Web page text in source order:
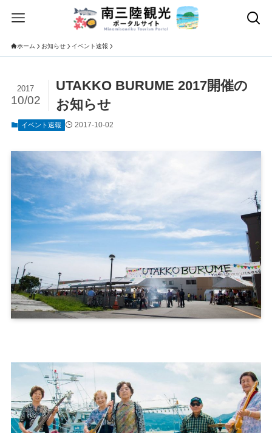
ホーム お知らせ イベント速報
UTAKKO BURUME 2017開催の
お知らせ
2017
10/02
イベント速報 2017-10-02